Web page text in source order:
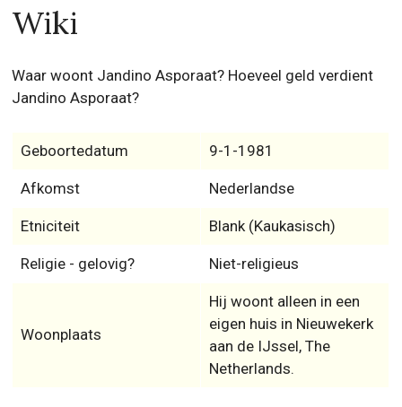
Wiki
Waar woont Jandino Asporaat? Hoeveel geld verdient
Jandino Asporaat?
Geboortedatum 9-1-1981
Afkomst Nederlandse
Etniciteit Blank (Kaukasisch)
Religie - gelovig? Niet-religieus
Woonplaats
Hij woont alleen in een
eigen huis in Nieuwekerk
aan de IJssel, The
Netherlands.